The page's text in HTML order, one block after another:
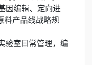
因编辑、定向进
料产品线战略规
验室日常管理，编